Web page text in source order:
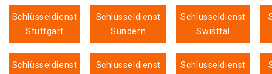
Schlüsseldienst
Stuttgart
Schlüsseldienst
Sundern
Schlüsseldienst
Swisttal
Schlüsseldienst
Schlüsseldienst
Schlüsseldienst